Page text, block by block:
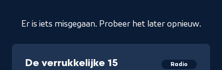
Er is iets misgegaan. Probeer het later opnieuw.
De verrukkelijke 15 Radio